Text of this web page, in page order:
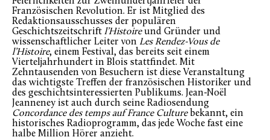
Französischen Revolution. Er ist Mitglied des
Redaktionsausschusses der populären
Geschichtszeitschrift l’Histoireund Gründer und
wissenschaftlicher Leiter von Les Rendez-Vous de
l’Histoire, einem Festival, das bereits seit einem
Vierteljahrhundert in Blois stattfindet. Mit
Zehntausenden von Besuchern ist diese Veranstaltung
das wichtigste Treffen der französischen Historiker und
des geschichtsinteressierten Publikums. Jean-Noël
Jeanneney ist auch durch seine Radiosendung
Concordance des temps auf France Culturebekannt, ein
historisches Radioprogramm, das jede Woche fast eine
halbe Million Hörer anzieht.